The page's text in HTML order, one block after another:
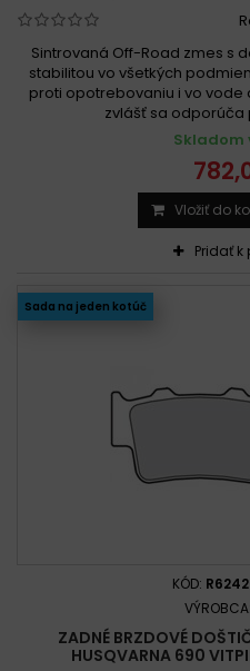
Sintrovaná Off-Road zmes s
stabilitou vo všetkých
proti opotrebovaniu i vo vode
zvlášť sa odporúča
Skladom
Vložiť do
Pridať
Sada na jeden kotúč
KÓD:
VÝROBCA:
ZADNÉ BRZDOVÉ
HUSQVARNA 690